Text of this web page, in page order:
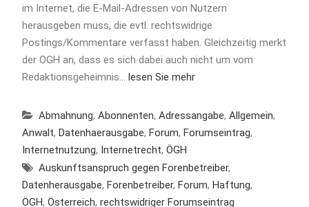
im Internet, die E-Mail-Adressen von Nutzern
herausgeben muss, die evtl. rechtswidrige
Postings/Kommentare verfasst haben. Gleichzeitig merkt
der OGH an, dass es sich dabei auch nicht um vom
Redaktionsgeheimnis… lesen Sie mehr
Abmahnung, Abonnenten, Adressangabe, Allgemein,
Anwalt, Datenhaerausgabe, Forum, Forumseintrag,
Internetnutzung, Internetrecht, ÖGH
Auskunftsanspruch gegen Forenbetreiber,
Datenherausgabe, Forenbetreiber, Forum, Haftung,
ÖGH, Österreich, rechtswidriger Forumseintrag